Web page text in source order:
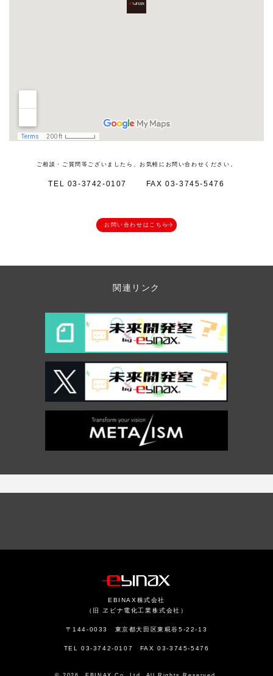
ご相談・ご質問等ございましたら、お気軽にお問い合わせください。
TEL 03-3742-0107 FAX 03-3745-5476
お問い合わせはこちら
関連リンク
EBINAX株式会社
（旧 ヱビナ電化工業株式会社）
〒144-0033 東京都大田区東糀谷5-22-13
TEL 03-3742-0107 FAX 03-3745-5476